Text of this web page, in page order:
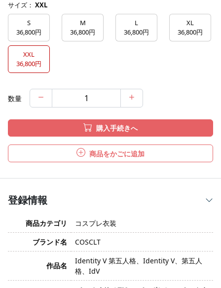
サイズ： XXL
S
36,800円
M
36,800円
L
36,800円
XL
36,800円
XXL
36,800円
数量
購入手続きへ
商品をかごに追加
登録情報
商品カテゴリ
コスプレ衣装
ブランド名
COSCLT
作品名
Identity V 第五人格、Identity V、第五人
格、IdV